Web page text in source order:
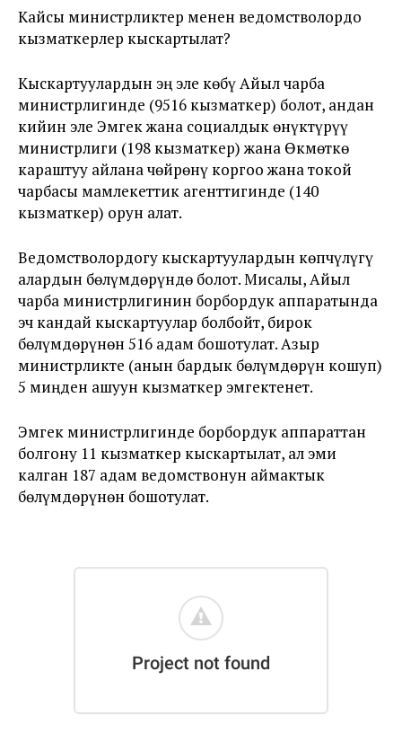
Кайсы министрликтер менен ведомстволордо
кызматкерлер кыскартылат?
Кыскартуулардын эң эле көбү Айыл чарба
министрлигинде (9516 кызматкер) болот, андан
кийин эле Эмгек жана социалдык өнүктүрүү
министрлиги (198 кызматкер) жана Өкмөткө
караштуу айлана чөйрөнү коргоо жана токой
чарбасы мамлекеттик агенттигинде (140
кызматкер) орун алат.
Ведомстволордогу кыскартуулардын көпчүлүгү
алардын бөлүмдөрүндө болот. Мисалы, Айыл
чарба министрлигинин борбордук аппаратында
эч кандай кыскартуулар болбойт, бирок
бөлүмдөрүнөн 516 адам бошотулат. Азыр
министрликте (анын бардык бөлүмдөрүн кошуп)
5 миңден ашуун кызматкер эмгектенет.
Эмгек министрлигинде борбордук аппараттан
болгону 11 кызматкер кыскартылат, ал эми
калган 187 адам ведомствонун аймактык
бөлүмдөрүнөн бошотулат.